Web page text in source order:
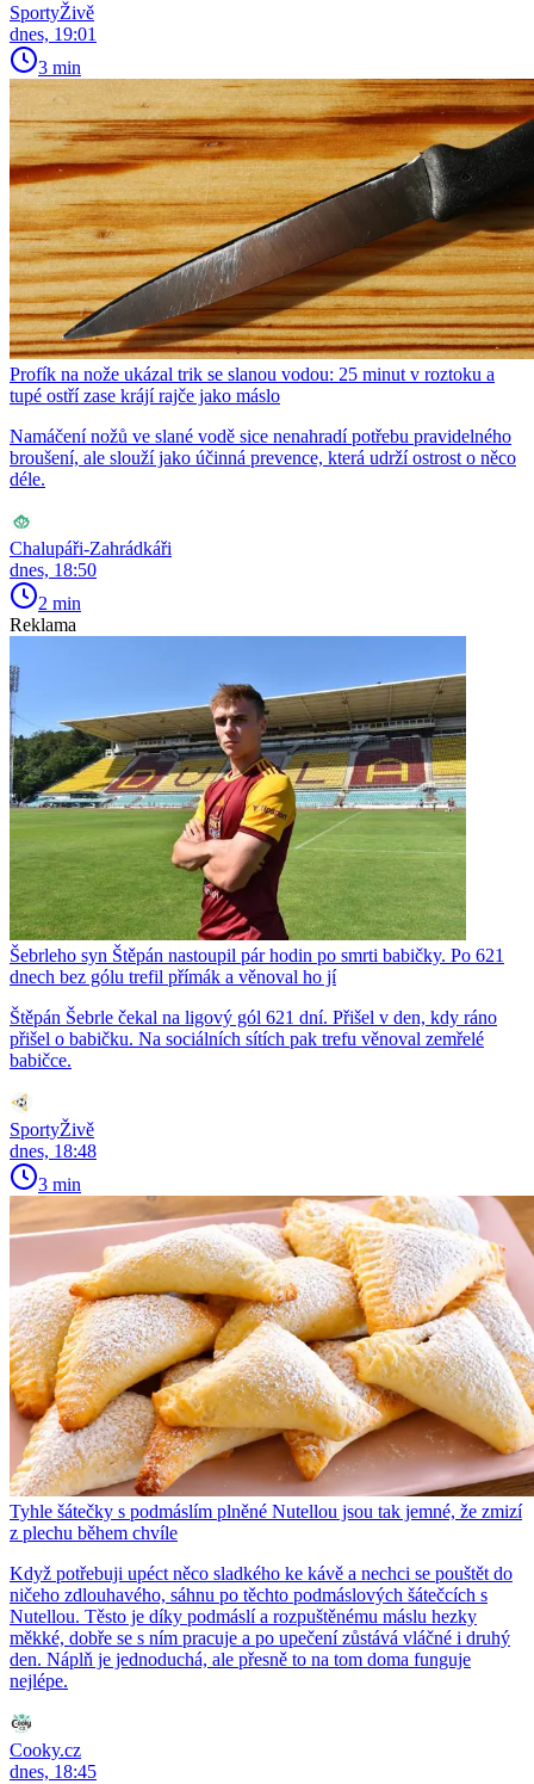
SportyŽivě
dnes, 19:01
3 min
Profík na nože ukázal trik se slanou vodou: 25 minut v roztoku a
tupé ostří zase krájí rajče jako máslo
Namáčení nožů ve slané vodě sice nenahradí potřebu pravidelného
broušení, ale slouží jako účinná prevence, která udrží ostrost o něco
déle.
Chalupáři-Zahrádkáři
dnes, 18:50
2 min
Reklama
Šebrleho syn Štěpán nastoupil pár hodin po smrti babičky. Po 621
dnech bez gólu trefil přímák a věnoval ho jí
Štěpán Šebrle čekal na ligový gól 621 dní. Přišel v den, kdy ráno
přišel o babičku. Na sociálních sítích pak trefu věnoval zemřelé
babičce.
SportyŽivě
dnes, 18:48
3 min
Tyhle šátečky s podmáslím plněné Nutellou jsou tak jemné, že zmizí
z plechu během chvíle
Když potřebuji upéct něco sladkého ke kávě a nechci se pouštět do
ničeho zdlouhavého, sáhnu po těchto podmáslových šátečcích s
Nutellou. Těsto je díky podmáslí a rozpuštěnému máslu hezky
měkké, dobře se s ním pracuje a po upečení zůstává vláčné i druhý
den. Náplň je jednoduchá, ale přesně to na tom doma funguje
nejlépe.
Cooky.cz
dnes, 18:45